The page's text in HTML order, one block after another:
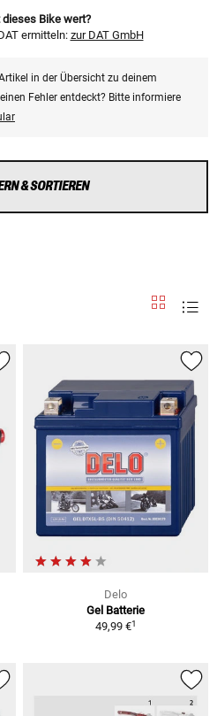
Bike wert?
ermitteln: zur DAT GmbH
in der Übersicht zu deinem
Fehler entdeckt? Bitte informiere
& SORTIEREN
Delo
Gel Batterie
49,99 €1